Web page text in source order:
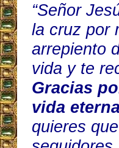
“Señor
la cruz por
arrepiento
vida y te
Gracias
vida
quieres